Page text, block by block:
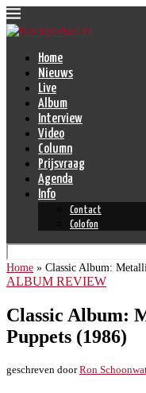
Home
Nieuws
Live
Album
Interview
Video
Column
Prijsvraag
Agenda
Info
Contact
Colofon
Home » Classic Album:
ALBUM REVIEW
Classic Album:
Puppets (1986)
geschreven doorRon